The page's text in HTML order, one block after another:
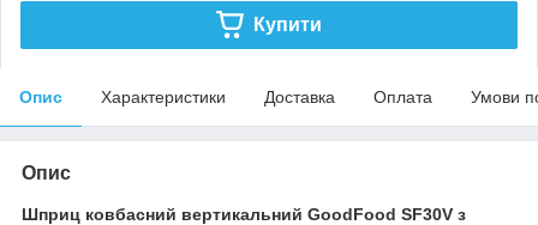
Купити
Опис Характеристики Доставка Оплата Умови
Опис
Шприц ковбасний вертикальний GoodFood SF30V з